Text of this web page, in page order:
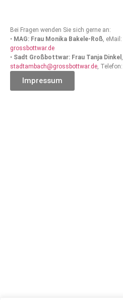
Bei Fragen wenden Sie sich gerne an:
• MAG: Frau Monika Bakele-Roß, eMail:
grossbottwar.de
• Sadt Großbottwar: Frau Tanja Dinkel
stadtambach@grossbottwar.de,
Impressum